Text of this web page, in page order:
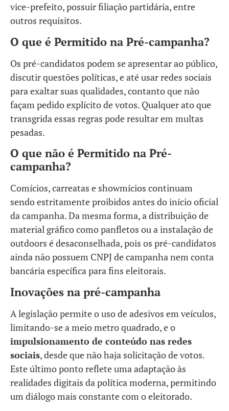
vice-prefeito, possuir filiação partidária, entre
outros requisitos.
O que é Permitido na Pré-campanha?
Os pré-candidatos podem se apresentar ao público,
discutir questões políticas, e até usar redes sociais
para exaltar suas qualidades, contanto que não
façam pedido explícito de votos. Qualquer ato que
transgrida essas regras pode resultar em multas
pesadas.
O que não é Permitido na Pré-
campanha?
Comícios, carreatas e showmícios continuam
sendo estritamente proibidos antes do início oficial
da campanha. Da mesma forma, a distribuição de
material gráfico como panfletos ou a instalação de
outdoors é desaconselhada, pois os pré-candidatos
ainda não possuem CNPJ de campanha nem conta
bancária específica para fins eleitorais.
Inovações na pré-campanha
A legislação permite o uso de adesivos em veículos,
limitando-se a meio metro quadrado, e o
impulsionamento de conteúdo nas redes
sociais, desde que não haja solicitação de votos.
Este último ponto reflete uma adaptação às
realidades digitais da política moderna, permitindo
um diálogo mais constante com o eleitorado.